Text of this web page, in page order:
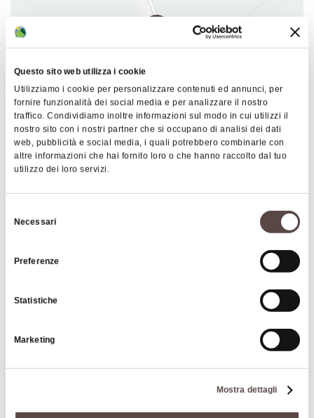
Questo sito web utilizza i cookie
Utilizziamo i cookie per personalizzare contenuti ed annunci, per
fornire funzionalità dei social media e per analizzare il nostro
traffico. Condividiamo inoltre informazioni sul modo in cui utilizzi il
nostro sito con i nostri partner che si occupano di analisi dei dati
web, pubblicità e social media, i quali potrebbero combinarle con
altre informazioni che hai fornito loro o che hanno raccolto dal tuo
utilizzo dei loro servizi.
delNecessari
Preferenze
Statistiche
Marketing
Mostra dettagli
Leaflet |©OpenStreetMap contributors ©CARTO
Fienili del Campiaro